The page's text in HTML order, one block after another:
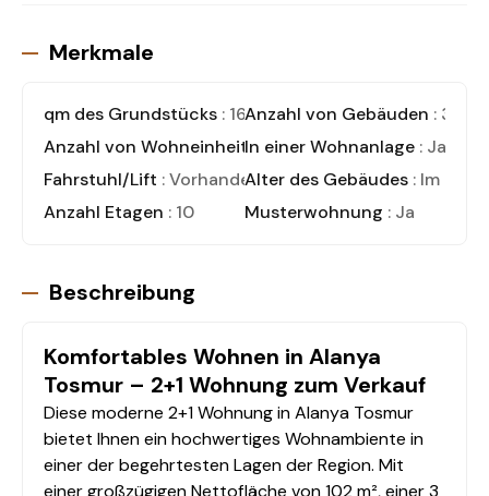
Merkmale
qm des Grundstücks : 1678Anzahl von Gebäuden : 3
Anzahl von Wohneinheiten: 135
In einer Wohnanlage : Ja
Fahrstuhl/Lift : VorhandenAlter des Gebäudes : Im Bau
Anzahl Etagen : 10 Musterwohnung : Ja
Beschreibung
Komfortables Wohnen in Alanya
Tosmur – 2+1 Wohnung zum Verkauf
Diese moderne 2+1 Wohnung in Alanya Tosmur
bietet Ihnen ein hochwertiges Wohnambiente in
einer der begehrtesten Lagen der Region. Mit